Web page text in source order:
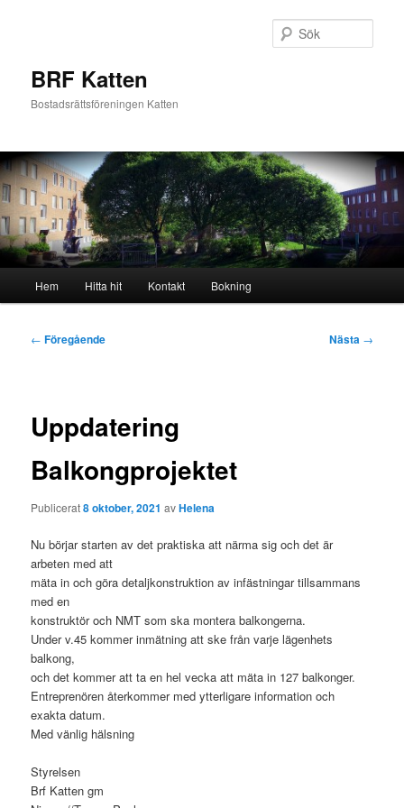
BRF Katten
Bostadsrättsföreningen Katten
Hem Hitta hit Kontakt Bokning
Inläggsnavigering
← Föregående Nästa →
Uppdatering
Balkongprojektet
Publicerat8 oktober, 2021 avHelena
Nu börjar starten av det praktiska att närma sig och det är
arbeten med att
mäta in och göra detaljkonstruktion av infästningar tillsammans
med en
konstruktör och NMT som ska montera balkongerna.
Under v.45 kommer inmätning att ske från varje lägenhets
balkong,
och det kommer att ta en hel vecka att mäta in 127 balkonger.
Entreprenören återkommer med ytterligare information och
exakta datum.
Med vänlig hälsning
Styrelsen
Brf Katten gm